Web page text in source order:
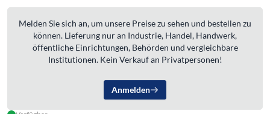
Melden Sie sich an, um unsere Preise zu sehen und bestellen zu
können. Lieferung nur an Industrie, Handel, Handwerk,
öffentliche Einrichtungen, Behörden und vergleichbare
Institutionen. Kein Verkauf an Privatpersonen!
Anmelden